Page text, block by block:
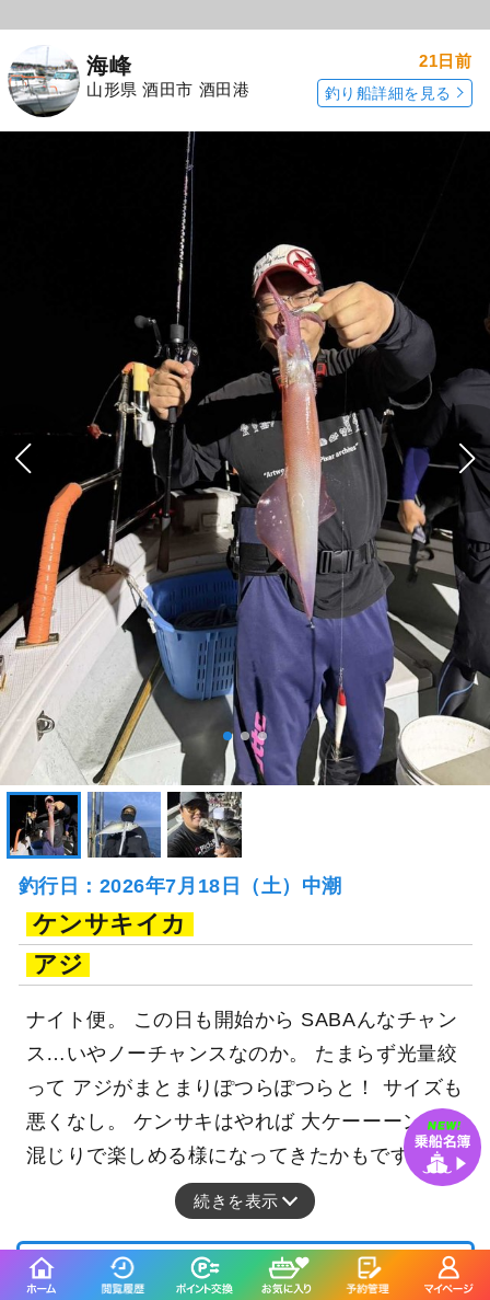
海峰
山形県 酒田市 酒田港
21日前
釣り船詳細を見る
釣行日：2026年7月18日（土）中潮
ケンサキイカ
アジ
ナイト便。 この日も開始から SABAんなチャン
ス…いやノーチャンスなのか。 たまらず光量絞
って アジがまとまりぽつらぽつらと！ サイズも
悪くなし。 ケンサキはやれば 大ケーーーン。
混じりで楽しめる様になってきたかもです！
続きを表示
◆ナイトゲーム◆バチコン・イカメタル
プラン